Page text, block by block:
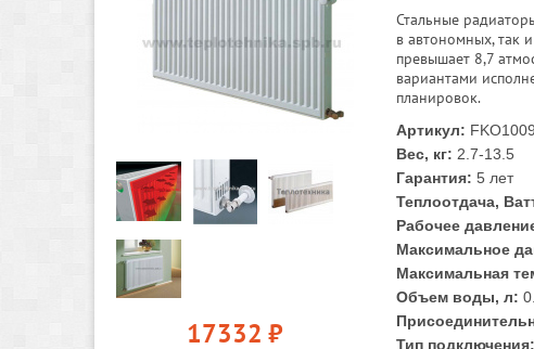
17332 руб.
Стальные
в автономных, так
превышает 8,7
вариантами
планировок.
Артикул:
Вес, кг: 2.7-13.5
Гарантия: 5 лет
Теплоотдача,
Рабочее
Максимальное
Максимальная
Объем воды, л:
Тип подключения: